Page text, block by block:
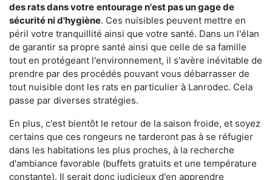
des rats dans votre entourage n'est pas un gage de
sécurité ni d'hygiène. Ces nuisibles peuvent mettre en
péril votre tranquillité ainsi que votre santé. Dans un l'élan
de garantir sa propre santé ainsi que celle de sa famille
tout en protégeant l'environnement, il s'avère inévitable de
prendre par des procédés pouvant vous débarrasser de
tout nuisible dont les rats en particulier à Lanrodec. Cela
passe par diverses stratégies.
En plus, c'est bientôt le retour de la saison froide, et soyez
certains que ces rongeurs ne tarderont pas à se réfugier
dans les habitations les plus proches, à la recherche
d'ambiance favorable (buffets gratuits et une température
constante). Il serait donc judicieux d'en apprendre